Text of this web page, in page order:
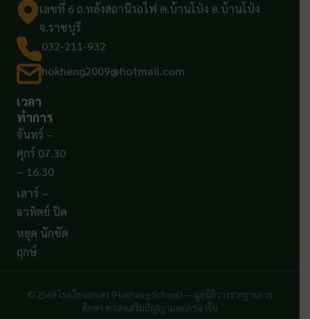
เลขที่ 6 ถ.หลังสถานีรถไฟ ต.บ้านโป่ง อ.บ้านโป่ง
จ.ราชบุรี
032-211-932
hokheng2009@hotmail.com
เวลา
ทำการ
จันทร์ –
ศุกร์ 07.30
– 16.30
เสาร์ –
อาทิตย์ ปิด
หยุด นักขัต
ฤกษ์
© 2569 โรงเรียนฮกเฮง (Hokheng School) — มูลนิธิวางรากฐานการ
ศึกษา ฮกเฮงเสริมปัญญาและภาษาจีน